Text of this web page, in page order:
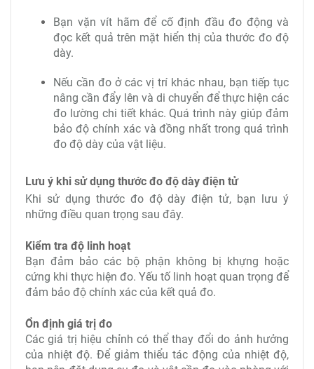
Bạn vặn vít hãm để cố định đầu đo động và
đọc kết quả trên mặt hiển thị của thước đo độ
dày.
Nếu cần đo ở các vị trí khác nhau, bạn tiếp tục
nâng cần đẩy lên và di chuyển để thực hiện các
đo lường chi tiết khác. Quá trình này giúp đảm
bảo độ chính xác và đồng nhất trong quá trình
đo độ dày của vật liệu.
Lưu ý khi sử dụng thước đo độ dày điện tử
Khi sử dụng thước đo độ dày điện tử, bạn lưu ý
những điều quan trọng sau đây.
Kiểm tra độ linh hoạt
Bạn đảm bảo các bộ phận không bị khựng hoặc
cứng khi thực hiện đo. Yếu tố linh hoạt quan trọng để
đảm bảo độ chính xác của kết quả đo.
Ổn định giá trị đo
Các giá trị hiệu chỉnh có thể thay đổi do ảnh hưởng
của nhiệt độ. Để giảm thiểu tác động của nhiệt độ,